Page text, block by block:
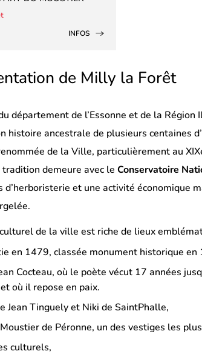
INFOS
de Milly la Forêt
département de l’Essonne et de la Région
histoire ancestrale de plusieurs centaines
de la Ville, particulièrement au
tradition demeure avec leConservatoire
d’herboristerie et une activité économique
de la ville est riche de lieux
en 1479, classée monument historique en
Cocteau, où le poète vécut 17 années
où il repose en paix.
Jean Tinguely et Niki de SaintPhalle,
de Péronne, un des vestiges les
culturels,